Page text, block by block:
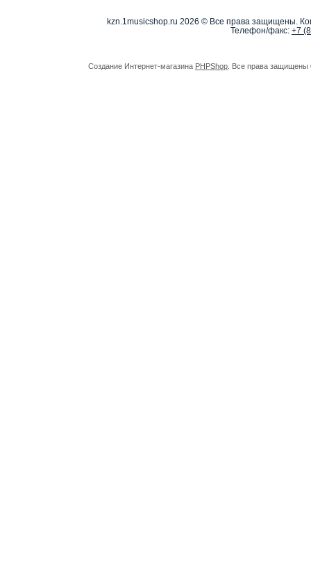
kzn.1musicshop.ru 2026 © Все права защищены.
Телефон/факс: +7
Создание Интернет-магазина PHPShop . Все права защищены